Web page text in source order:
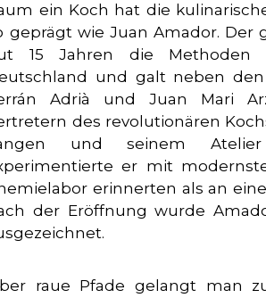
ein Koch hat die
geprägt wie Juan Amador. Der
15 Jahren die Methoden
und galt neben
Adrià und Juan Mari
des revolutionären
und seinem
er mit
erinnerten als an
der Eröffnung wurde
raue Pfade gelangt man